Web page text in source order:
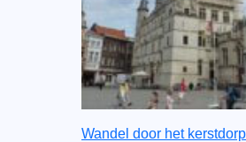
Wandel door het